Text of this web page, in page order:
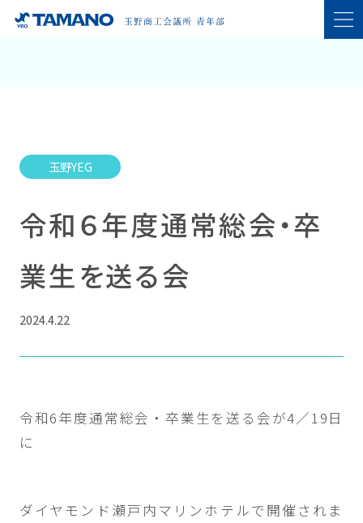
玉野YEG
令和６年度通常総会・卒
業生を送る会
2024.4.22
令和6年度通常総会・卒業生を送る会が4／19日
に
ダイヤモンド瀬戸内マリンホテルで開催されま